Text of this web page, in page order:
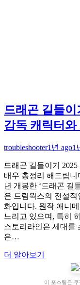
드래곤 길들이
감독 캐릭터와
troubleshooter1년 ago1
드래곤 길들이기
배우 총정리 해드립니
년 개봉한 ‘드래곤 길
은 드림웍스의 전설
화입니다. 원작 애니
느리고 있으며, 특히
스토리라인은 세대를
은…
더 알아보기
이 포스팅은